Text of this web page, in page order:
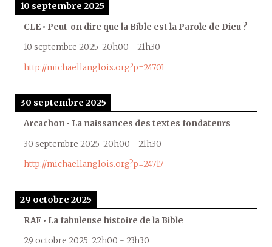
10 septembre 2025
CLE • Peut-on dire que la Bible est la Parole de Dieu ?
10 septembre 2025 20h00 - 21h30
http://michaellanglois.org?p=24701
30 septembre 2025
Arcachon • La naissances des textes fondateurs
30 septembre 2025 20h00 - 21h30
http://michaellanglois.org?p=24717
29 octobre 2025
RAF • La fabuleuse histoire de la Bible
29 octobre 2025 22h00 - 23h30